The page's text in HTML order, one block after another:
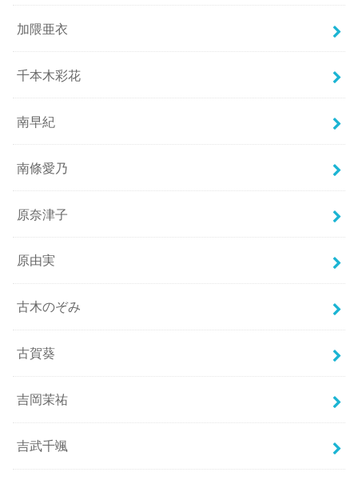
加隈亜衣
千本木彩花
南早紀
南條愛乃
原奈津子
原由実
古木のぞみ
古賀葵
吉岡茉祐
吉武千颯